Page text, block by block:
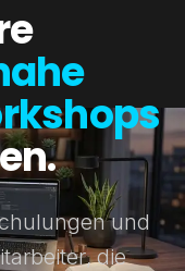
und
die